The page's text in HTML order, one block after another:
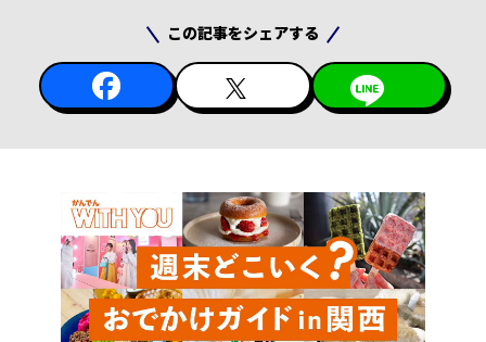
この記事をシェアする